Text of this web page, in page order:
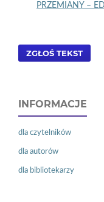
PRZEMIANY –
ZGŁOŚ TEKST
INFORMACJE
dla czytelników
dla autorów
dla bibliotekarzy